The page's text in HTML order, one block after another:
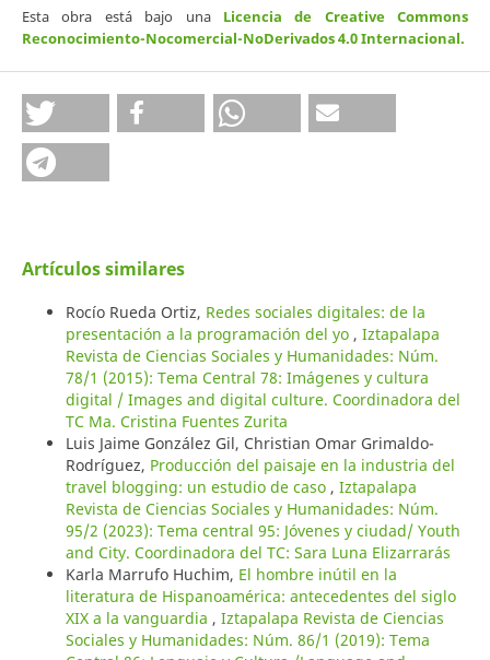
Esta obra está bajo una Licencia de Creative Commons
Reconocimiento-Nocomercial-NoDerivados 4.0 Internacional.
Artículos similares
Rocío Rueda Ortiz, Redes sociales digitales: de la
presentación a la programación del yo , Iztapalapa
Revista de Ciencias Sociales y Humanidades: Núm.
78/1 (2015): Tema Central 78: Imágenes y cultura
digital / Images and digital culture. Coordinadora del
TC Ma. Cristina Fuentes Zurita
Luis Jaime González Gil, Christian Omar Grimaldo-
Rodríguez, Producción del paisaje en la industria del
travel blogging: un estudio de caso , Iztapalapa
Revista de Ciencias Sociales y Humanidades: Núm.
95/2 (2023): Tema central 95: Jóvenes y ciudad/ Youth
and City. Coordinadora del TC: Sara Luna Elizarrarás
Karla Marrufo Huchim, El hombre inútil en la
literatura de Hispanoamérica: antecedentes del siglo
XIX a la vanguardia , Iztapalapa Revista de Ciencias
Sociales y Humanidades: Núm. 86/1 (2019): Tema